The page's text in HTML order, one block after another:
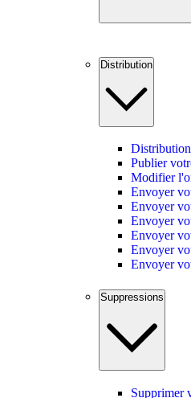
Distribution
Publier
Modifier
Envoyer
Envoyer
Envoyer
Envoyer
Envoyer
Envoyer
Suppressions
Supprimer